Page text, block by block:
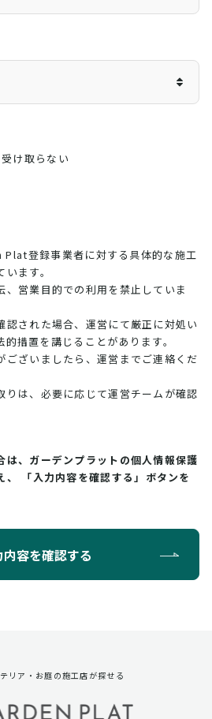
受け取らない
登録事業者に対する具体的な施工
ます。
、営業目的での利用を禁止していま
認された場合、運営にて厳正に対処い
措置を講じることがあります。
ございましたら、運営までご連絡くだ
りは、必要に応じて運営チームが確認
は、ガーデンプラットの個人情報保護
「入力内容を確認する」ボタンを
内容を確認する
リア・お庭の施工店が探せる